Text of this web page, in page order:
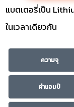
แบตเตอรี่เป็น
ในเวลาเดียวกัน
ความจุ
ค่าแอมป์